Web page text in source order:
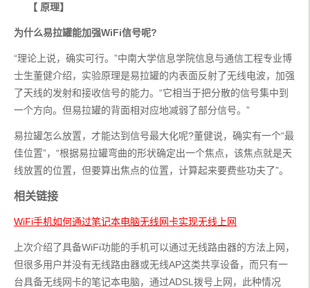
【 原理】
为什么易拉罐能加强WiFi信号呢?
“理论上说，确实可行。”中南大学信息学院信息与通信工程专业博
士生董健介绍，实验原理是易拉罐的内表面反射了无线电波，加强
了天线的发射和接收信号的能力。“它相当于把分散的信号集中到
一个方向。但易拉罐的背面相对应地减弱了部分信号。”
易拉罐怎么放置，才能达到信号最大化呢?董健说，确实有一个“最
佳位置”，“根据易拉罐弯曲的形状确定出一个焦点，该焦点就是天
线放置的位置，但要算出焦点的位置，计算起来要费些功夫了”。
相关链接
WiFi手机如何通过笔记本电脑无线网卡实现无线上网
上次介绍了具备WiFi功能的手机可以通过无线路由器的方法上网，
但很多用户并没有无线路由器或无线AP这类共享设备，而只有一
台具备无线网卡的笔记本电脑，通过ADSL拨号上网，此种情况